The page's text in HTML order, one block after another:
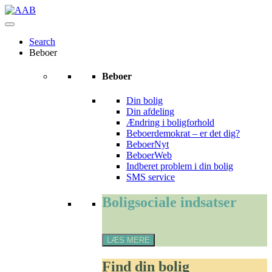
Skip
to
Search
Beboer
Beboer
Din bolig
Din afdeling
Ændring i boligforhold
Beboerdemokrat – er det dig?
BeboerNyt
BeboerWeb
Indberet problem i din bolig
SMS service
Boligsociale
indsatser
Boligsociale indsatser
LÆS MERE
Find
Find din bolig